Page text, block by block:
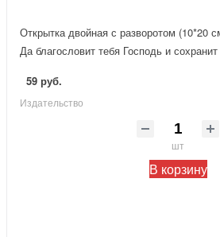
Открытка двойная с разворотом (10*20
Да благословит тебя Господь и
59 руб.
Издательство
шт
В корзину